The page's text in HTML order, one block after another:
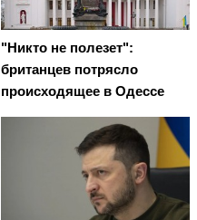
"Никто не полезет":
британцев потрясло
происходящее в Одессе